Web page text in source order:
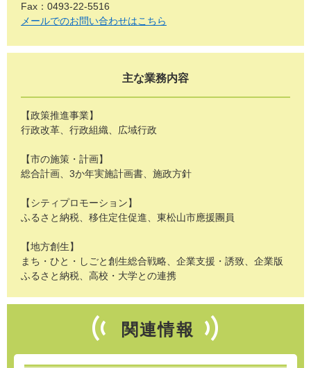
Fax：0493-22-5516
メールでのお問い合わせはこちら
主な業務内容
【政策推進事業】
行政改革、行政組織、広域行政
【市の施策・計画】
総合計画、3か年実施計画書、施政方針
【シティプロモーション】
ふるさと納税、移住定住促進、東松山市應援團員
【地方創生】
まち・ひと・しごと創生総合戦略、企業支援・誘致、企業版
ふるさと納税、高校・大学との連携
関連情報